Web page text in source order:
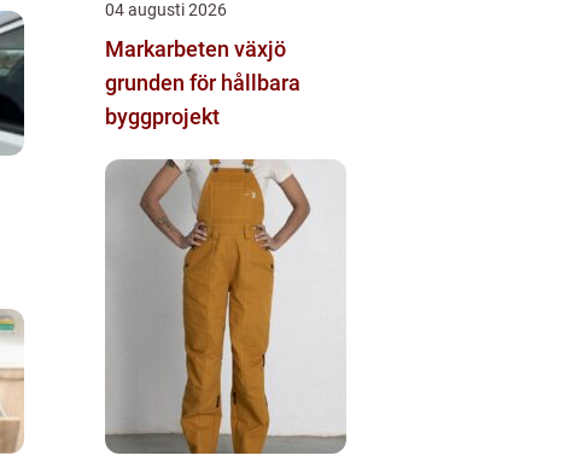
04 augusti 2026
Markarbeten växjö
grunden för hållbara
byggprojekt